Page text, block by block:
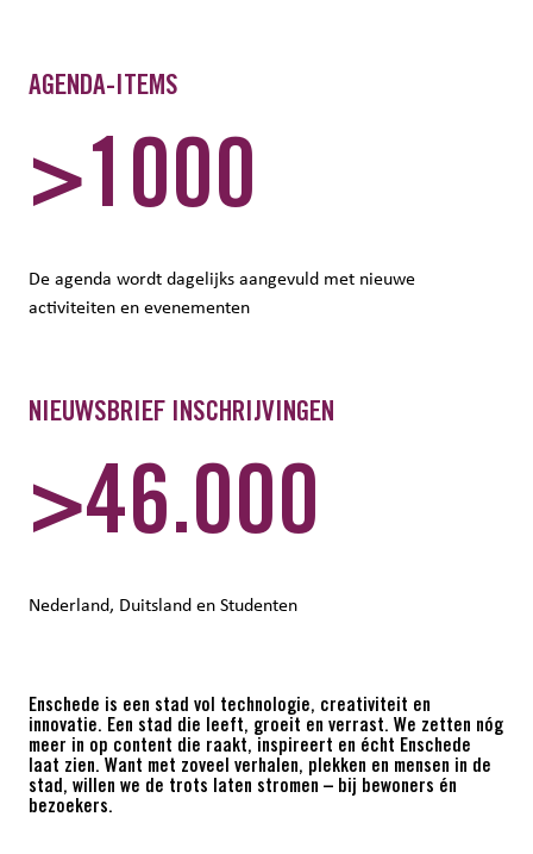
AGENDA-ITEMS
>1000
De agenda wordt dagelijks aangevuld met nieuwe
activiteiten en evenementen
NIEUWSBRIEF INSCHRIJVINGEN
>46.000
Nederland, Duitsland en Studenten
Enschede is een stad vol technologie, creativiteit en
innovatie. Een stad die leeft, groeit en verrast. We zetten nóg
meer in op content die raakt, inspireert en écht Enschede
laat zien. Want met zoveel verhalen, plekken en mensen in de
stad, willen we de trots laten stromen – bij bewoners én
bezoekers.